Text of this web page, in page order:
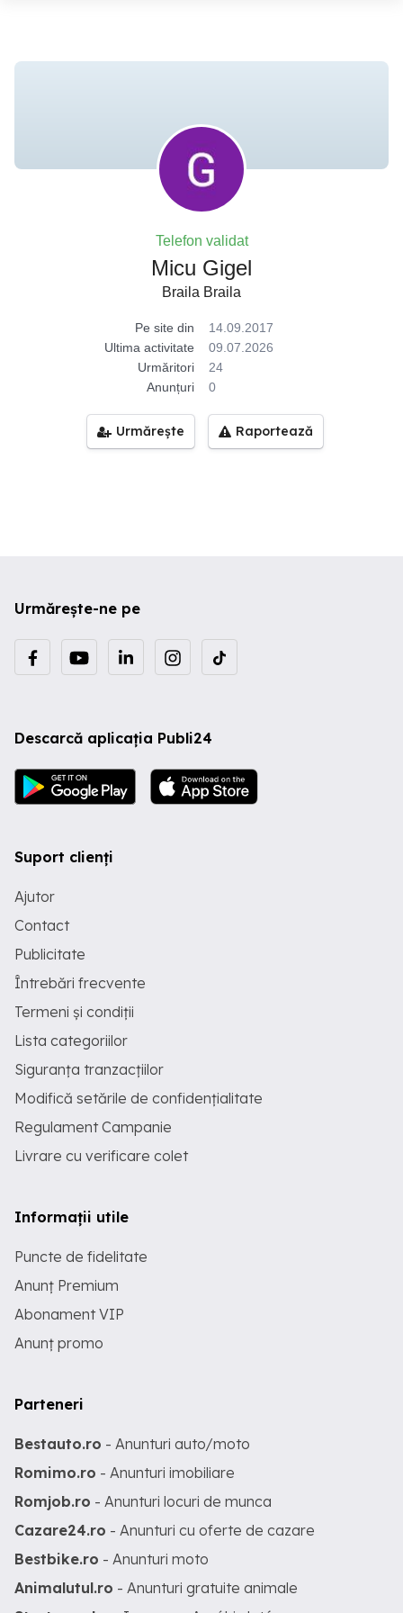
Telefon validat
Micu Gigel
Braila Braila
Pe site din
14.09.2017
Ultima activitate
09.07.2026
Urmăritori
24
Anunțuri
0
Urmărește Raportează
Urmărește-ne pe
Descarcă aplicația Publi24
Suport clienți
Ajutor
Contact
Publicitate
Întrebări frecvente
Termeni și condiții
Lista categoriilor
Siguranța tranzacțiilor
Modifică setările de confidențialitate
Regulament Campanie
Livrare cu verificare colet
Informații utile
Puncte de fidelitate
Anunț Premium
Abonament VIP
Anunț promo
Parteneri
Bestauto.ro - Anunturi auto/moto
Romimo.ro - Anunturi imobiliare
Romjob.ro - Anunturi locuri de munca
Cazare24.ro - Anunturi cu oferte de cazare
Bestbike.ro - Anunturi moto
Animalutul.ro - Anunturi gratuite animale